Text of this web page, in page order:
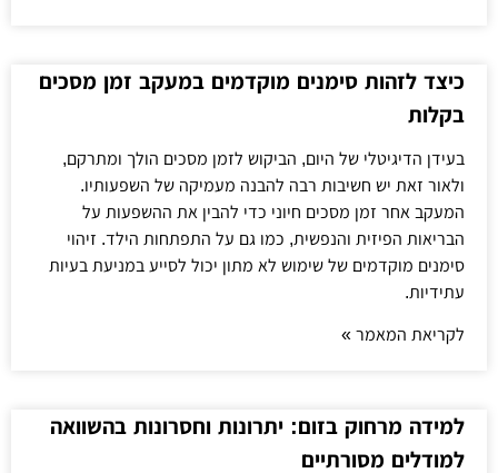
כיצד לזהות סימנים מוקדמים במעקב זמן מסכים
בקלות
בעידן הדיגיטלי של היום, הביקוש לזמן מסכים הולך ומתרקם,
ולאור זאת יש חשיבות רבה להבנה מעמיקה של השפעותיו.
המעקב אחר זמן מסכים חיוני כדי להבין את ההשפעות על
הבריאות הפיזית והנפשית, כמו גם על התפתחות הילד. זיהוי
סימנים מוקדמים של שימוש לא מתון יכול לסייע במניעת בעיות
עתידיות.
לקריאת המאמר »
למידה מרחוק בזום: יתרונות וחסרונות בהשוואה
למודלים מסורתיים